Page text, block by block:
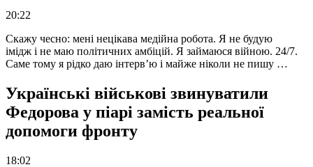
20:22
Скажу чесно: мені нецікава медійна робота. Я не будую
імідж і не маю політичних амбіцій. Я займаюся війною. 24/7.
Саме тому я рідко даю інтерв’ю і майже ніколи не пишу …
Українські військові звинуватили
Федорова у піарі замість реальної
допомоги фронту
18:02